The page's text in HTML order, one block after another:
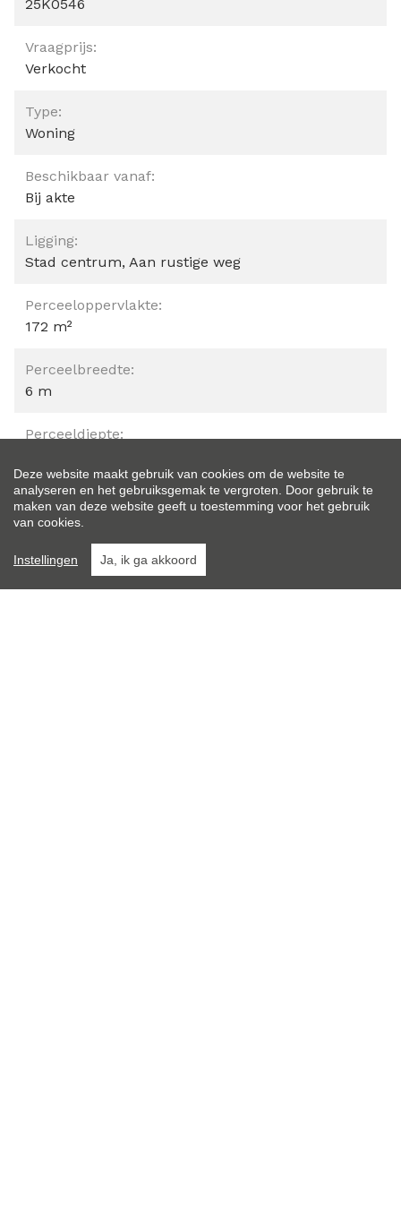
25K0546
Vraagprijs:
Verkocht
Type:
Woning
Beschikbaar vanaf:
Bij akte
Ligging:
Stad centrum, Aan rustige weg
Perceeloppervlakte:
172 m²
Perceelbreedte:
6 m
Perceeldiepte:
Bewoonbare opp.:
136 m²
Type constructie:
Deze website maakt gebruik van cookies om de website te
analyseren en het gebruiksgemak te vergroten. Door gebruik te
maken van deze website geeft u toestemming voor het gebruik
van cookies.
Instellingen Ja, ik ga akkoord